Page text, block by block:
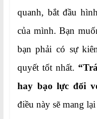
quanh, bắt đầu
của mình. Bạn
bạn phải có sự
quyết tốt nhất.
hay bạo lực đối
điều này sẽ mang